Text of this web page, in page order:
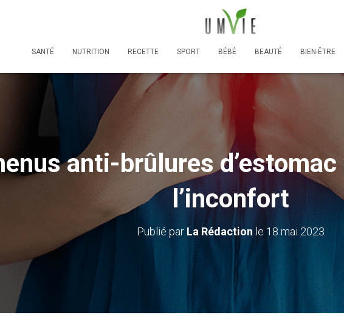
SANTÉ NUTRITION RECETTE SPORT BÉBÉ BEAUTÉ BIEN-ÊTRE
anti-brûlures
l’inconfort
Publié par La Rédaction le 18 mai 2023